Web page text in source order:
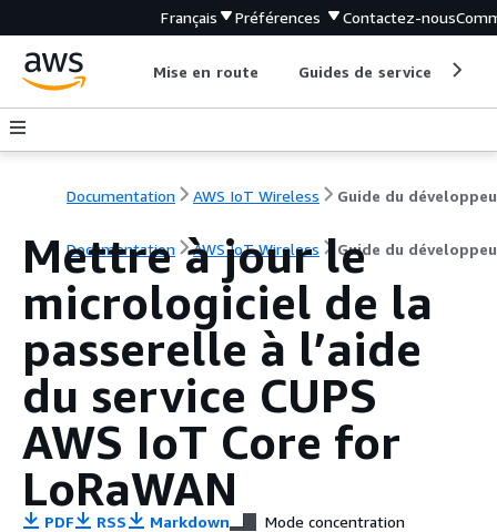
Français Préférences Contactez-nous
Mise en route Guides de service
Documentation AWS IoT Wireless Guide du
Documentation AWS IoT Wireless Guide du
Mettre à jour le
micrologiciel de la
passerelle à l’aide
du service CUPS
AWS IoT Core for
LoRaWAN
PDF RSS Markdown Mode concentration